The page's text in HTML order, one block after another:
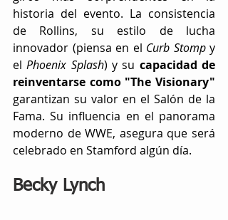
historia del evento. La consistencia
de Rollins, su estilo de lucha
innovador (piensa en el Curb Stomp y
el Phoenix Splash) y su capacidad de
garantizan su valor en el Salón de la
Fama. Su influencia en el panorama
moderno de WWE, asegura que será
celebrado en Stamford algún día.
Becky Lynch